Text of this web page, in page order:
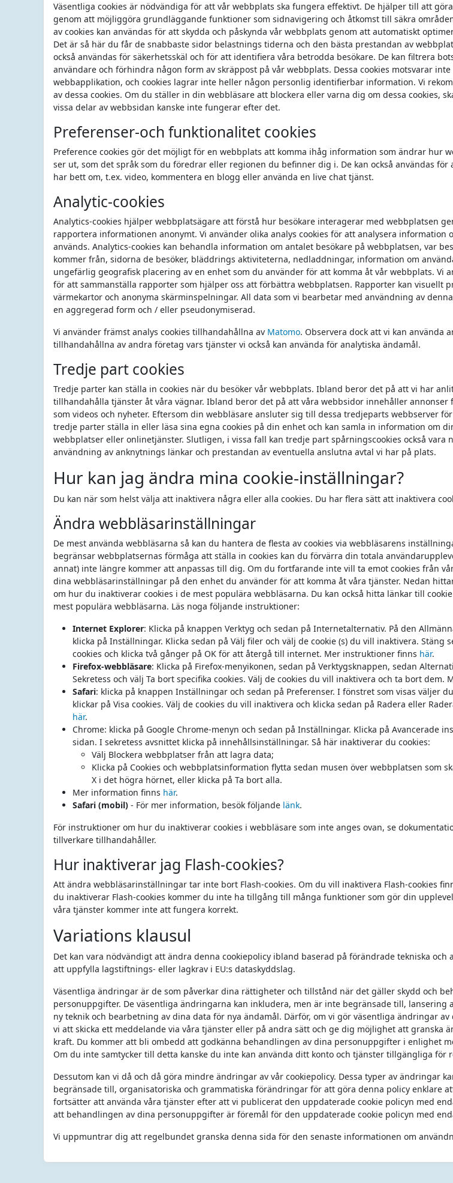
Väsentliga cookies är nödvändiga för att vår webbplats ska fungera effektivt. De hjälper till att
genom att möjliggöra grundläggande funktioner som sidnavigering och åtkomst till säkra
av cookies kan användas för att skydda och påskynda vår webbplats genom att automatiskt
Det är så här du får de snabbaste sidor belastnings tiderna och den bästa prestandan av
också användas för säkerhetsskäl och för att identifiera våra betrodda besökare. De kan filtrera
användare och förhindra någon form av skräppost på vår webbplats. Dessa cookies motsvarar
webbapplikation, och cookies lagrar inte heller någon personlig identifierbar information. Vi
av dessa cookies. Om du ställer in din webbläsare att blockera eller varna dig om dessa cookies,
vissa delar av webbsidan kanske inte fungerar efter det.
Preferenser-och funktionalitet cookies
Preference cookies gör det möjligt för en webbplats att komma ihåg information som ändrar hur
ser ut, som det språk som du föredrar eller regionen du befinner dig i. De kan också användas
har bett om, t.ex. video, kommentera en blogg eller använda en live chat tjänst.
Analytic-cookies
Analytics-cookies hjälper webbplatsägare att förstå hur besökare interagerar med webbplatsen
rapportera informationen anonymt. Vi använder olika analys cookies för att analysera information
används. Analytics-cookies kan behandla information om antalet besökare på webbplatsen, var
kommer från, sidorna de besöker, bläddrings aktiviteterna, nedladdningar, information om
ungefärlig geografisk placering av en enhet som du använder för att komma åt vår webbplats. Vi
för att sammanställa rapporter som hjälper oss att förbättra webbplatsen. Rapporter kan visuellt
värmekartor och anonyma skärminspelningar. All data som vi bearbetar med användning av
en aggregerad form och / eller pseudonymiserad.
Vi använder främst analys cookies tillhandahållna av Matomo. Observera dock att vi kan använda
tillhandahållna av andra företag vars tjänster vi också kan använda för analytiska ändamål.
Tredje part cookies
Tredje parter kan ställa in cookies när du besöker vår webbplats. Ibland beror det på att vi har
tillhandahålla tjänster åt våra vägnar. Ibland beror det på att våra webbsidor innehåller
som videos och nyheter. Eftersom din webbläsare ansluter sig till dessa tredjeparts webbserver
tredje parter ställa in eller läsa sina egna cookies på din enhet och kan samla in information om
webbplatser eller onlinetjänster. Slutligen, i vissa fall kan tredje part spårningscookies också vara
användning av anknytnings länkar och prestandan av eventuella anslutna avtal vi har på plats.
Hur kan jag ändra mina cookie-inställningar?
Du kan när som helst välja att inaktivera några eller alla cookies. Du har flera sätt att inaktivera
Ändra webbläsarinställningar
De mest använda webbläsarna så kan du hantera de flesta av cookies via webbläsarens
begränsar webbplatsernas förmåga att ställa in cookies kan du förvärra din totala
annat) inte längre kommer att anpassas till dig. Om du fortfarande inte vill ta emot cookies från
dina webbläsarinställningar på den enhet du använder för att komma åt våra tjänster. Nedan
om hur du inaktiverar cookies i de mest populära webbläsarna. Du kan också hitta länkar till
mest populära webbläsarna. Läs noga följande instruktioner:
Internet Explorer: Klicka på knappen Verktyg och sedan på Internetalternativ. På den
klicka på Inställningar. Klicka sedan på Välj filer och välj de cookie (s) du vill inaktivera. Stäng
cookies och klicka två gånger på OK för att återgå till internet. Mer instruktioner finns här.
Firefox-webbläsare: Klicka på Firefox-menyikonen, sedan på Verktygsknappen, sedan
Sekretess och välj Ta bort specifika cookies. Välj de cookies du vill inaktivera och ta bort dem.
Safari: klicka på knappen Inställningar och sedan på Preferenser. I fönstret som visas väljer
klickar på Visa cookies. Välj de cookies du vill inaktivera och klicka sedan på Radera eller
här.
Chrome: klicka på Google Chrome-menyn och sedan på Inställningar. Klicka på Avancerade
sidan. I sekretess avsnittet klicka på innehållsinställningar. Så här inaktiverar du cookies:
Välj Blockera webbplatser från att lagra data;
Klicka på Cookies och webbplatsinformation flytta sedan musen över webbplatsen som
X i det högra hörnet, eller klicka på Ta bort alla.
Mer information finns här.
Safari (mobil) - För mer information, besök följande länk.
För instruktioner om hur du inaktiverar cookies i webbläsare som inte anges ovan, se
tillverkare tillhandahåller.
Hur inaktiverar jag Flash-cookies?
Att ändra webbläsarinställningar tar inte bort Flash-cookies. Om du vill inaktivera Flash-cookies
du inaktiverar Flash-cookies kommer du inte ha tillgång till många funktioner som gör din
våra tjänster kommer inte att fungera korrekt.
Variations klausul
Det kan vara nödvändigt att ändra denna cookiepolicy ibland baserad på förändrade tekniska och
att uppfylla lagstiftnings- eller lagkrav i EU:s dataskyddslag.
Väsentliga ändringar är de som påverkar dina rättigheter och tillstånd när det gäller skydd och
personuppgifter. De väsentliga ändringarna kan inkludera, men är inte begränsade till, lansering
ny teknik och bearbetning av dina data för nya ändamål. Därför, om vi gör väsentliga ändringar av
vi att skicka ett meddelande via våra tjänster eller på andra sätt och ge dig möjlighet att granska
kraft. Du kommer att bli ombedd att godkänna behandlingen av dina personuppgifter i enlighet
Om du inte samtycker till detta kanske du inte kan använda ditt konto och tjänster tillgängliga för
Dessutom kan vi då och då göra mindre ändringar av vår cookiepolicy. Dessa typer av ändringar
begränsade till, organisatoriska och grammatiska förändringar för att göra denna policy enklare
fortsätter att använda våra tjänster efter att vi publicerat den uppdaterade cookie policyn med
att behandlingen av dina personuppgifter är föremål för den uppdaterade cookie policyn med
Vi uppmuntrar dig att regelbundet granska denna sida för den senaste informationen om